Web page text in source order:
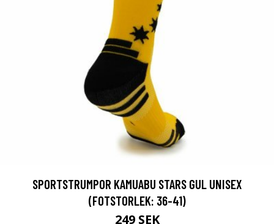
SPORTSTRUMPOR KAMUABU STARS GUL UNISEX
(FOTSTORLEK: 36-41)
249 SEK